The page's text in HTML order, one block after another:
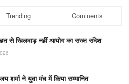
Trending Comments
से खिलवाड़ नहीं आयोग का सख्त संदेश
शर्मा ने युवा मंच में किया सम्मानित